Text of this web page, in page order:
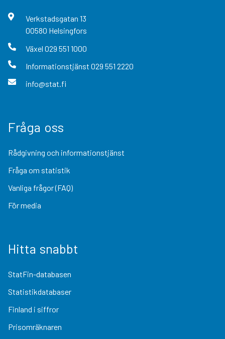
Verkstadsgatan 13
00580 Helsingfors
Växel 029 551 1000
Informationstjänst 029 551 2220
info@stat.fi
Fråga oss
Rådgivning och informationstjänst
Fråga om statistik
Vanliga frågor (FAQ)
För media
Hitta snabbt
StatFin-databasen
Statistikdatabaser
Finland i siffror
Prisomräknaren